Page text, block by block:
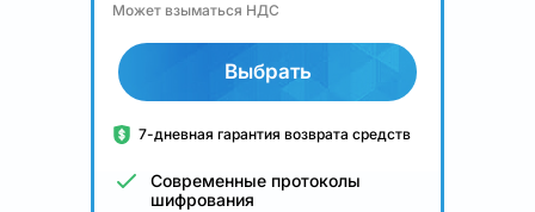
Может взыматься НДС
Выбрать
7-дневная гарантия возврата средств
Современные протоколы
шифрования